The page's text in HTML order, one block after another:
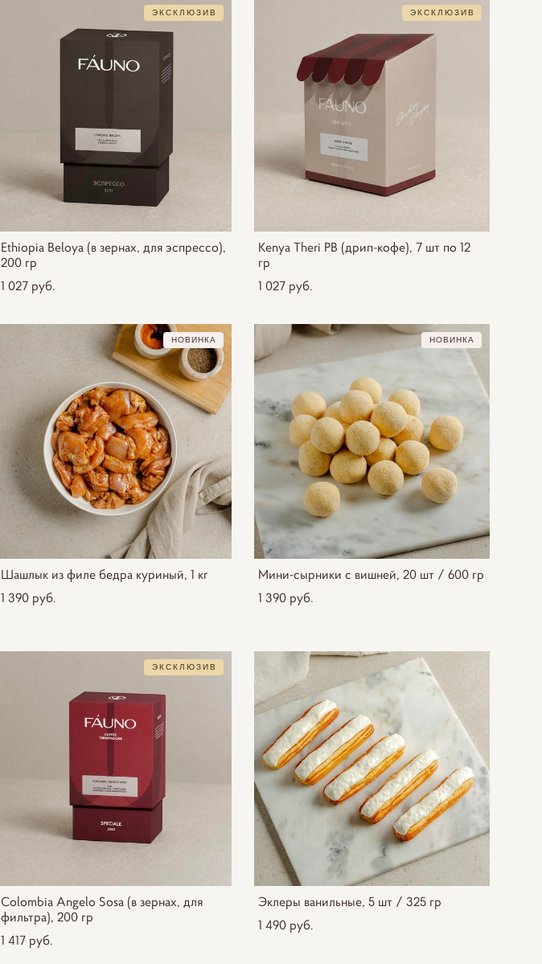
ЭКСКЛЮЗИВ
Ethiopia Beloya (в зернах, для эспрессо),
200 гр
1 027 pуб.
ЭКСКЛЮЗИВ
Kenya Theri PB (дрип-кофе), 7 шт по 12
гр
1 027 pуб.
НОВИНКА
Шашлык из филе бедра куриный, 1 кг
1 390 pуб.
НОВИНКА
Мини-сырники с вишней, 20 шт / 600 гр
1 390 pуб.
ЭКСКЛЮЗИВ
Colombia Angelo Sosa (в зернах, для
фильтра), 200 гр
1 417 pуб.
Эклеры ванильные, 5 шт / 325 гр
1 490 pуб.